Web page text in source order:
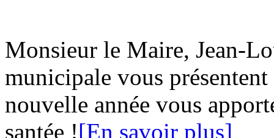
Monsieur le Maire, Jean-
municipale vous
nouvelle année vous
santée ![En savoir plus]